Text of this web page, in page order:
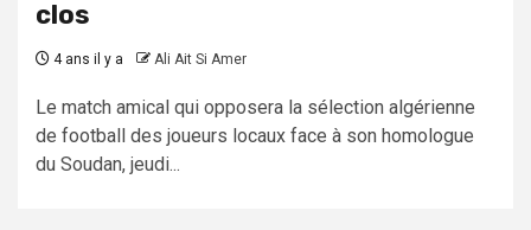
clos
4 ans il y a Ali Ait Si Amer
Le match amical qui opposera la sélection algérienne
de football des joueurs locaux face à son homologue
du Soudan, jeudi...